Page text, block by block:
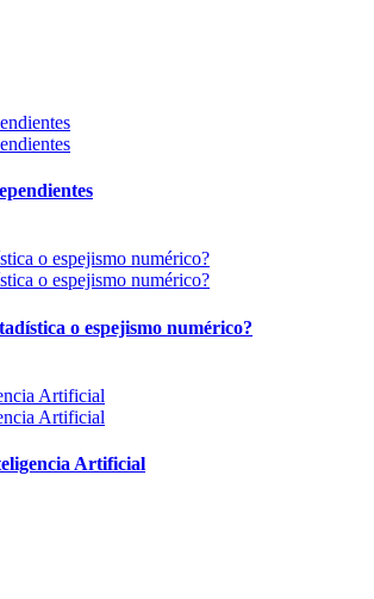
o espejismo numérico?
Artificial